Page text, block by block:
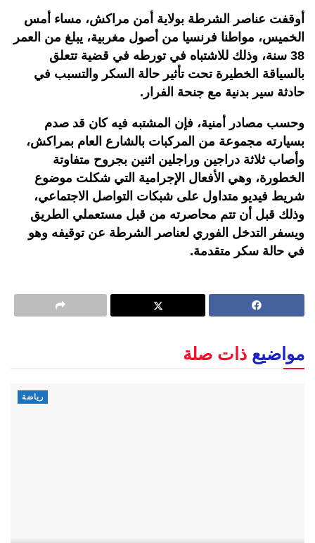
أوقفت عناصر الشرطة بولاية أمن مراكش، مساء أمس
الخميس، مواطنا فرنسيا من أصول مغربية، يبلغ من العمر
38 سنة، وذلك للاشتباه في تورطه في قضية تتعلق
بالسياقة الخطيرة تحت تأثير حالة السكر والتسبب في
حادثة سير بدنية مع جنحة الفرار.
وحسب مصادر أمنية، فإن المشتبه فيه كان قد صدم
بسيارته مجموعة من المركبات بالشارع العام بمراكش،
وأصاب ثلاثة دراجين وراجلين اثنين بجروح متفاوتة
الخطورة، وهي الأفعال الإجرامية التي شكلت موضوع
شريط فيديو متداول على شبكات التواصل الاجتماعي،
وذلك قبل أن تتم محاصرته من قبل مستعملي الطريق
ويسفر التدخل الفوري لعناصر الشرطة عن توقيفه وهو
في حالة سكر متقدمة.
مواضيع ذات صلة
رياضة